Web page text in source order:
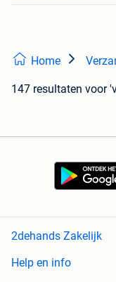
Home
147 resultaten voor
2dehands Zakelijk
Help en info